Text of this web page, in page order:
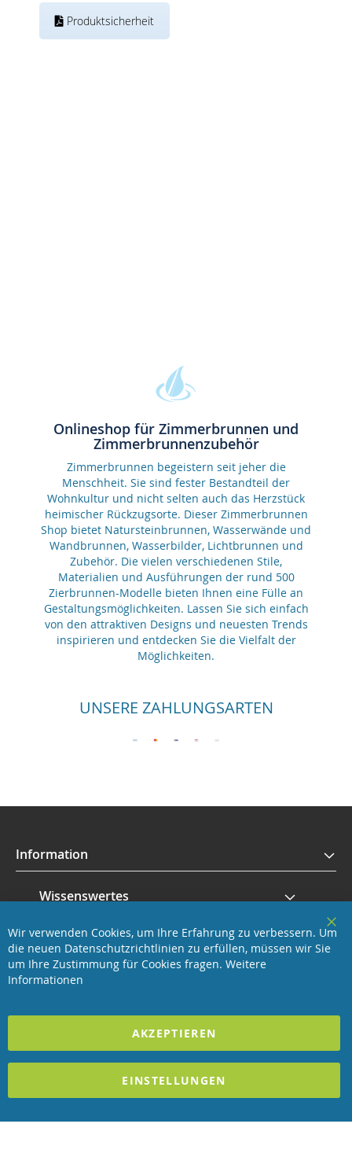
Produktsicherheit
Onlineshop für Zimmerbrunnen und
Zimmerbrunnenzubehör
Zimmerbrunnen begeistern seit jeher die
Menschheit. Sie sind fester Bestandteil der
Wohnkultur und nicht selten auch das Herzstück
heimischer Rückzugsorte. Dieser Zimmerbrunnen
Shop bietet Natursteinbrunnen, Wasserwände und
Wandbrunnen, Wasserbilder, Lichtbrunnen und
Zubehör. Die vielen verschiedenen Stile,
Materialien und Ausführungen der rund 500
Zierbrunnen-Modelle bieten Ihnen eine Fülle an
Gestaltungsmöglichkeiten. Lassen Sie sich einfach
von den attraktiven Designs und neuesten Trends
inspirieren und entdecken Sie die Vielfalt der
Möglichkeiten.
UNSERE ZAHLUNGSARTEN
Information
Wissenswertes
Service
Revisage GmbH
Wir verwenden Cookies, um Ihre Erfahrung zu verbessern. Um
die neuen Datenschutzrichtlinien zu erfüllen, müssen wir Sie
um Ihre Zustimmung für Cookies fragen. Weitere
Informationen
AKZEPTIEREN
EINSTELLUNGEN